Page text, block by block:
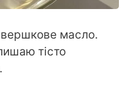
масло.
тісто